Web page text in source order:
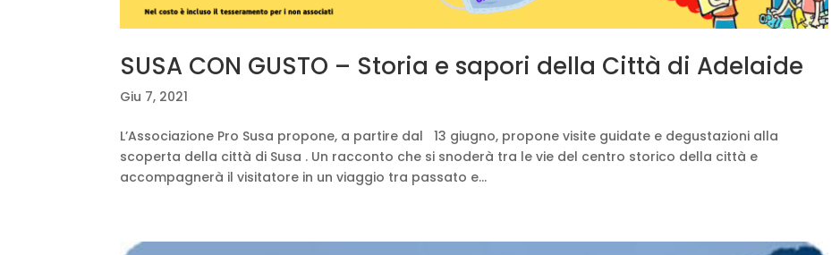
SUSA CON GUSTO – Storia e sapori della Città di Adelaide
Giu 7, 2021
L’Associazione Pro Susa propone, a partire dal 13 giugno, propone visite guidate e degustazioni alla
scoperta della città di Susa . Un racconto che si snoderà tra le vie del centro storico della città e
accompagnerà il visitatore in un viaggio tra passato e...